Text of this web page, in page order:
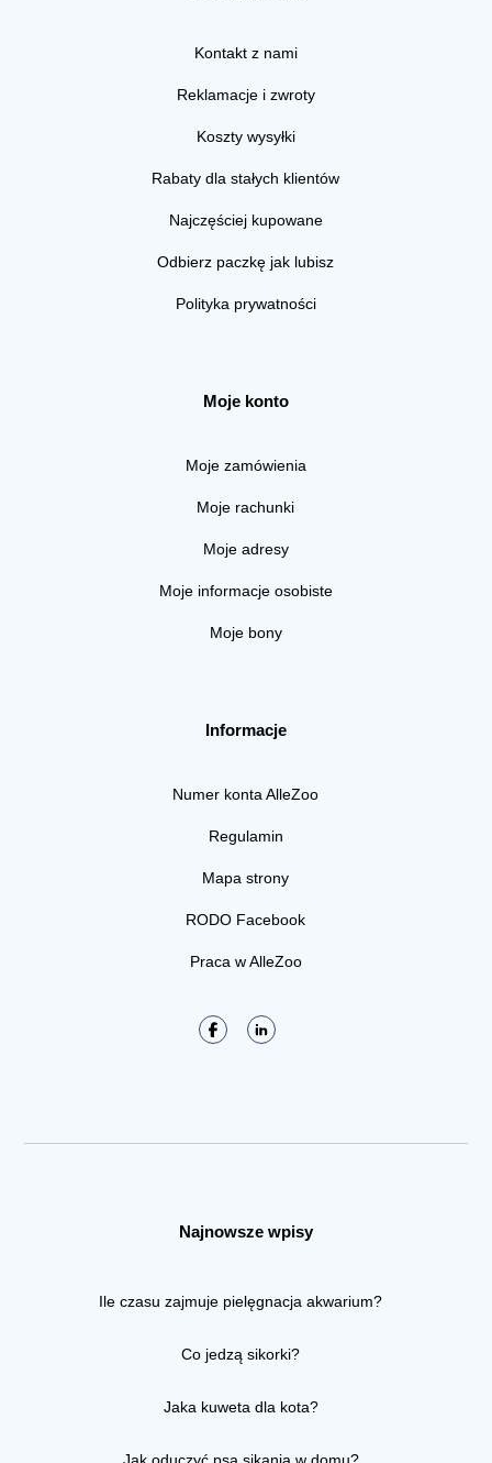
Kontakt z nami
Reklamacje i zwroty
Koszty wysyłki
Rabaty dla stałych klientów
Najczęściej kupowane
Odbierz paczkę jak lubisz
Polityka prywatności
Moje konto
Moje zamówienia
Moje rachunki
Moje adresy
Moje informacje osobiste
Moje bony
Informacje
Numer konta AlleZoo
Regulamin
Mapa strony
RODO Facebook
Praca w AlleZoo
Najnowsze wpisy
Ile czasu zajmuje pielęgnacja akwarium?
Co jedzą sikorki?
Jaka kuweta dla kota?